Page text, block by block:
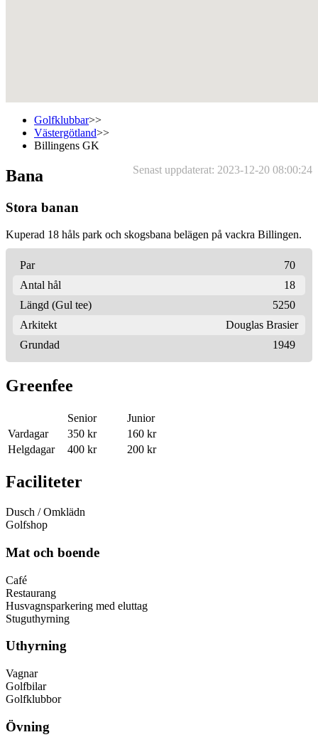
Golfklubbar>>
Västergötland>>
Billingens GK
Senast uppdaterat: 2023-12-20 08:00:24
Bana
Stora banan
Kuperad 18 håls park och skogsbana belägen på vackra Billingen.
Par
70
Antal hål
18
Längd (Gul tee)
5250
Arkitekt
Douglas Brasier
Grundad
1949
Greenfee
Senior
Junior
Vardagar
350 kr
160 kr
Helgdagar
400 kr 200 kr
Faciliteter
Dusch / Omklädn
Golfshop
Mat och boende
Café
Restaurang
Husvagnsparkering med eluttag
Stuguthyrning
Uthyrning
Vagnar
Golfbilar
Golfklubbor
Övning